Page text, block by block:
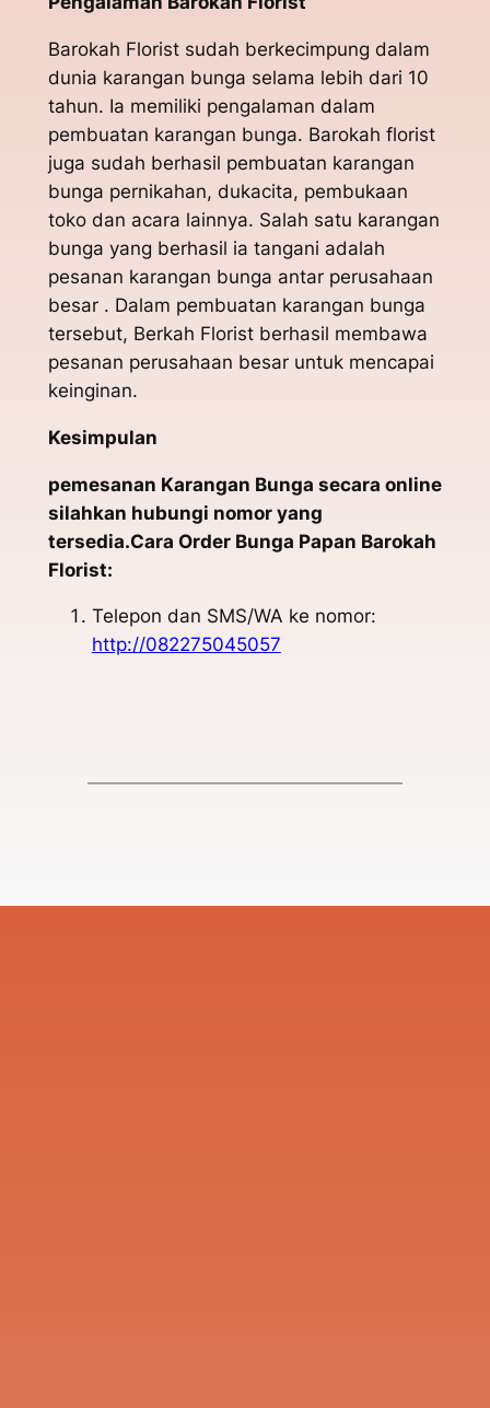
Barokah Florist sudah berkecimpung dalam
dunia karangan bunga selama lebih dari 10
tahun. Ia memiliki pengalaman dalam
pembuatan karangan bunga. Barokah florist
juga sudah berhasil pembuatan karangan
bunga pernikahan, dukacita, pembukaan
toko dan acara lainnya. Salah satu karangan
bunga yang berhasil ia tangani adalah
pesanan karangan bunga antar perusahaan
besar . Dalam pembuatan karangan bunga
tersebut, Berkah Florist berhasil membawa
pesanan perusahaan besar untuk mencapai
keinginan.
Kesimpulan
pemesanan Karangan Bunga secara online
silahkan hubungi nomor yang
tersedia.Cara Order Bunga Papan Barokah
Florist:
Telepon dan SMS/WA ke nomor:
http://082275045057